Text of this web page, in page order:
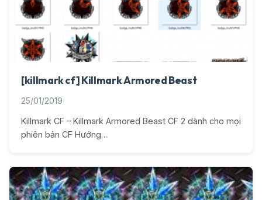
[killmark cf] Killmark Armored Beast
25/01/2019
Killmark CF – Killmark Armored Beast CF 2 dành cho mọi
phiên bản CF Hướng…